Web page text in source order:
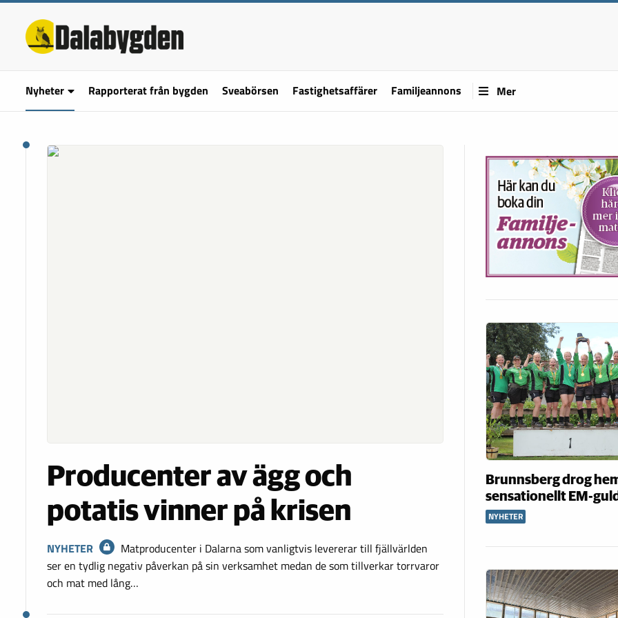
Nyheter Rapporterat från bygden Sveabörsen Fastighetsaffärer Familjeannons Mer
Producenter av ägg och
potatis vinner på krisen
NYHETER
Matproducenter i Dalarna som vanligtvis levererar till fjällvärlden
ser en tydlig negativ påverkan på sin verksamhet medan de som tillverkar torrvaror
och mat med lång…
Brunnsberg drog
sensationellt EM-
NYHETER